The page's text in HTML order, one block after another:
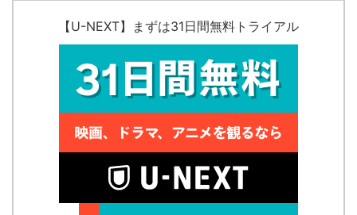
【U-NEXT】まずは31日間無料トライアル